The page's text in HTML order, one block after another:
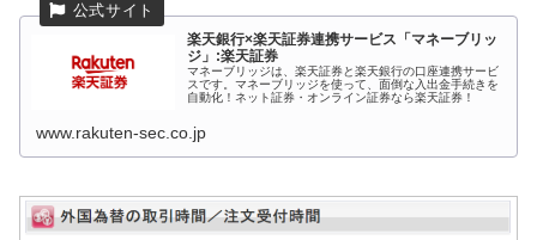
楽天銀行×楽天証券連携サービス「マネーブリッ
ジ」:楽天証券
マネーブリッジは、楽天証券と楽天銀行の口座連携サービ
スです。マネーブリッジを使って、面倒な入出金手続きを
自動化！ネット証券・オンライン証券なら楽天証券！
www.rakuten-sec.co.jp